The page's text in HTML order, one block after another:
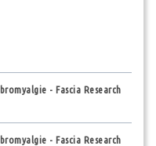
- Fascia Research
- Fascia Research